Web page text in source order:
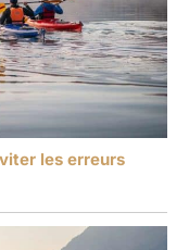
les erreurs